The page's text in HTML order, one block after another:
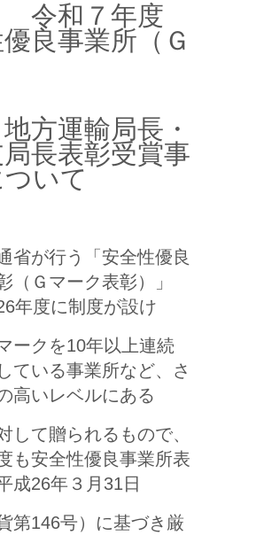
７年度
良事業所（Ｇ
）
運輸局長・
長表彰受賞事
いて
省が行う「安全性優良
（Ｇマーク表彰）」
年度に制度が設け
ークを10年以上連続
ている事業所など、さ
高いレベルにある
して贈られるもので、
も安全性優良事業所表
成26年３月31日
第146号）に基づき厳